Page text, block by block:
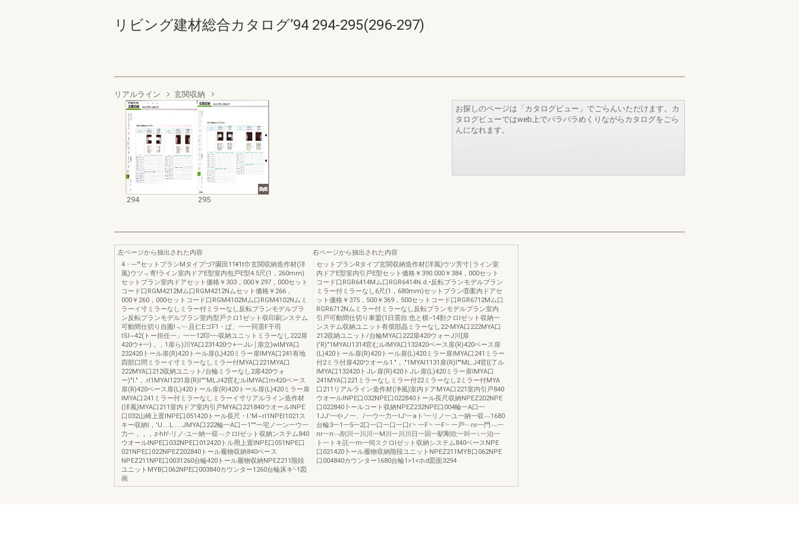
リビング建材総合カタログ’94 294-295(296-297)
リアルライン 玄関収納
294 295
お探しのページは「カタログビュー」でごらんいただけます。カ
タログビューではweb上でパラパラめくりながらカタログをごら
んになれます。
左ページから抽出された内容
4・---'"セットプランMタイプづ?園田11¥1t巾玄関収納造作材(洋
風)ウツ﹃寄!ライン室内ドアE型室内包戸E型4.5尺(1，260mm)
セットプラン室内ドアセット価格￥303，000￥297，000セット
コード口RGM4212Mム口RGM4212Nムセット価格￥266，
000￥260，000セットコード口RGM4102Mム口RGM4102Nムミ
ラーイ寸ミラーなしミラー付ミラーなし反転プランモデルプラ
ン反転プランモデルプラン室内型戸クロ1ゼット収印刷ンステム
可動間仕切り自圏!﹃﹂且仁EゴF1・ぱ、一一同需F干司
ISl~42(トー担任一」一一12印一-収納ユニットミラーなし222扉
420ウ+一)，，1扉ら)川YA口231420ウ+一Jレ￨扉立)wlMYA口
232420トール扉(R)420トール扉(L)420ミラー扉IMYA口241有地
四部口問ミラーイ寸ミラーなしミラー付MYA口221MYA口
222MYA口212収納ユニット/台輪ミラーなし2扉420ウォ
ー)"I."，.rl1MYAI1231扉(R)I''''MLJ42官むルIMYA口m420ベース
扉(R)420ベース扉(L)420トール扉(R)420トール扉(L)420ミラー扉
IMYA口241ミラー付ミラーなしミラーイ寸リアルライン造作材
(洋風)MYA口211室内ドア室内引戸MYA口221840ウオールINPE
口032山崎上置INPE口051420トール長尺・I.'M~rl1NPEI1021ス
キー収納I，'U....L.....JMYA口222輪一A口一1''''一宅ノ一ン一ウ一
力一，，，z-hh'-リノ-ユ一納一収﹁クロlゼット収納ンステム840
ウオールINPE口032NPE口012420トル用上置INPE口051NPE口
021NPE口022NPEZ202840トール履物収納840ベース
NPEZ211NPE口0031260台輪420トール履物収納NPEZ211階段
ユニットMYB口062NPE口003840カウンター1260台輪床キ'-1図
画
右ページから抽出された内容
セットプランRタイプ玄関収納造作材(洋風)ウツ芳寸￨ライン室
内ドアE型室内引戸E型セット価格￥390.000￥384，000セット
コード口RGR6414Mム口RGR6414N.d.•反転プランモデルプラン
ミラー付ミラーなし6尺(1，680mm)セットプラン⑧案内ドアセ
ット価格￥375，500￥369，500セットコード口RGR6712Mム口
RGR6712Nムミラー付ミラーなし反転プランモデルプラン室内
引戸可動間仕切り車盟(1日需自:也と棋--14割クロlゼット収納一
ンステム収納ユニット有償部晶ミラーなし22•MYA口222MYA口
212収納ユニット/台輪MYA口222扉420ウォーJ川[扉
('R)"1MYAU1314官むルIMYA口132420ベース扉(R)420ベース扉
(L)420トール扉(R)420トール扉(L)420ミラー扉IMYA口241ミラー
付2ミラ付扉420ウオール1."，."1MYAI1131扉(R)I""ML.J4官{(了ル
IMYA口132420トJレ扉(R)420トJレ扉(L)420ミラー扉IMYA口
241MYA口221ミラーなしミラー付22ミラーなし2ミラー付MYA
口211リアルライン造作材(浄風)室内ドアMYA口221室内引戸840
ウオールINPE口032NPE口022840トール長尺収納NPEZ202NPE
口022840卜ールコート収納NPEZ232NPE口004輪一A口一
1JJ'一やノ一、/一ウ一力一IJ'一aト'一リノ一ユ一納一収﹁1680
台輪3一1一5一2口一口一口一口r﹄一F﹄一F﹄一戸﹂nr一門﹁一
nr一n﹁削川一川川一M川一川川日一回一駅剛欣一叫一↓一泊一
ト一トキ託一m一伺スクロlゼット収納システム840ベースNPE
口021420卜ール履物収納階段ユニットNPEZ211MYB口062NPE
口004840カウンター1680台輪1>1<ホd図面3294